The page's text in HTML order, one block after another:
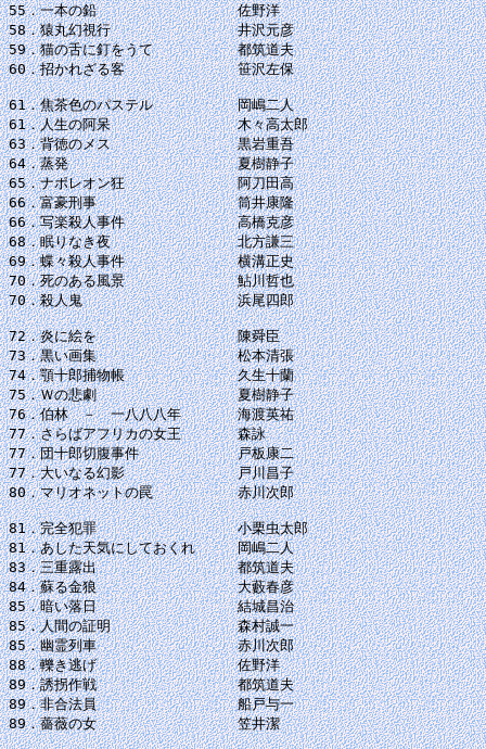
55．一本の鉛　　　　　　　　　　佐野洋
58．猿丸幻視行　　　　　　　　　井沢元彦
59．猫の舌に釘をうて　　　　　　都筑道夫
60．招かれざる客　　　　　　　　笹沢左保
61．焦茶色のパステル　　　　　　岡嶋二人
61．人生の阿呆　　　　　　　　　木々高太郎
63．背徳のメス　　　　　　　　　黒岩重吾
64．蒸発　　　　　　　　　　　　夏樹静子
65．ナポレオン狂　　　　　　　　阿刀田高
66．富豪刑事　　　　　　　　　　筒井康隆
66．写楽殺人事件　　　　　　　　高橋克彦
68．眠りなき夜　　　　　　　　　北方謙三
69．蝶々殺人事件　　　　　　　　横溝正史
70．死のある風景　　　　　　　　鮎川哲也
70．殺人鬼　　　　　　　　　　　浜尾四郎
72．炎に絵を　　　　　　　　　　陳舜臣
73．黒い画集　　　　　　　　　　松本清張
74．顎十郎捕物帳　　　　　　　　久生十蘭
75．Ｗの悲劇　　　　　　　　　　夏樹静子
76．伯林　－　一八八八年　　　　海渡英祐
77．さらばアフリカの女王　　　　森詠
77．団十郎切腹事件　　　　　　　戸板康二
77．大いなる幻影　　　　　　　　戸川昌子
80．マリオネットの罠　　　　　　赤川次郎
81．完全犯罪　　　　　　　　　　小栗虫太郎
81．あした天気にしておくれ　　　岡嶋二人
83．三重露出　　　　　　　　　　都筑道夫
84．蘇る金狼　　　　　　　　　　大藪春彦
85．暗い落日　　　　　　　　　　結城昌治
85．人間の証明　　　　　　　　　森村誠一
85．幽霊列車　　　　　　　　　　赤川次郎
88．轢き逃げ　　　　　　　　　　佐野洋
89．誘拐作戦　　　　　　　　　　都筑道夫
89．非合法員　　　　　　　　　　船戸与一
89．薔薇の女　　　　　　　　　　笠井潔